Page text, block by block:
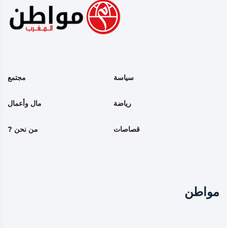
سياسة مجتمع
رياضة مال وأعمال
قصاصات من نحن ?
مواطن